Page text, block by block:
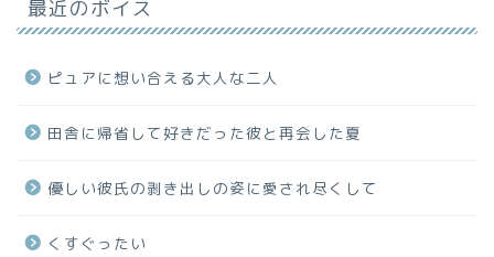
最近のボイス
ピュアに想い合える大人な二人
田舎に帰省して好きだった彼と再会した夏
優しい彼氏の剥き出しの姿に愛され尽くして
くすぐったい